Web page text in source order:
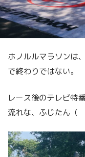
ホノルルマラソンは
で終わりではない。
レース後のテレビ特
流れな、ふじたん（